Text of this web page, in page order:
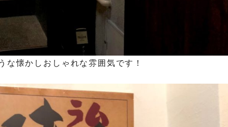
懐かしおしゃれな雰囲気です！